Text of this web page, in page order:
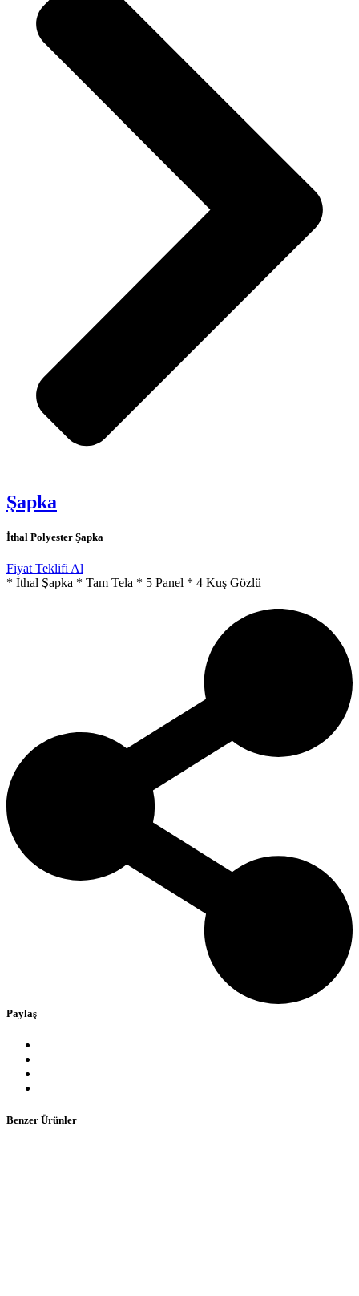
Şapka
İthal Polyester Şapka
Fiyat Teklifi Al
* İthal Şapka * Tam Tela * 5 Panel * 4 Kuş Gözlü
Paylaş
Benzer Ürünler